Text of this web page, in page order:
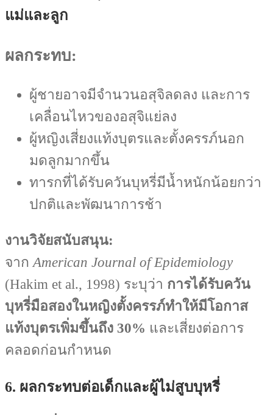
แม่และลูก
ผลกระทบ:
ผู้ชายอาจมีจำนวนอสุจิลดลง และการ
เคลื่อนไหวของอสุจิแย่ลง
ผู้หญิงเสี่ยงแท้งบุตรและตั้งครรภ์นอก
มดลูกมากขึ้น
ทารกที่ได้รับควันบุหรี่มีน้ำหนักน้อยกว่า
ปกติและพัฒนาการช้า
งานวิจัยสนับสนุน:
จาก American Journal of Epidemiology
(Hakim et al., 1998) ระบุว่า การได้รับควัน
บุหรี่มือสองในหญิงตั้งครรภ์ทำให้มีโอกาส
แท้งบุตรเพิ่มขึ้นถึง 30% และเสี่ยงต่อการ
คลอดก่อนกำหนด
6. ผลกระทบต่อเด็กและผู้ไม่สูบบุหรี่